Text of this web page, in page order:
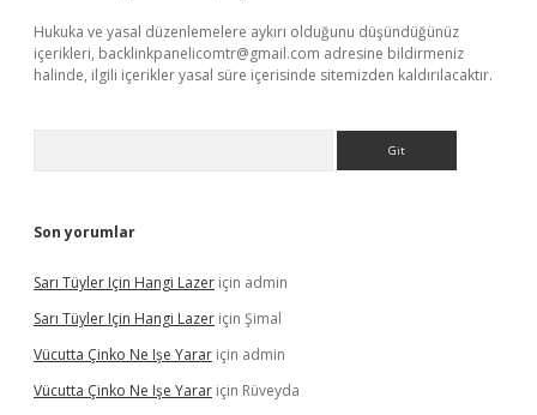
Hukuka ve yasal düzenlemelere aykırı olduğunu düşündüğünüz
içerikleri, backlinkpanelicomtr@gmail.com adresine bildirmeniz
halinde, ilgili içerikler yasal süre içerisinde sitemizden kaldırılacaktır.
Son yorumlar
Sarı Tüyler Için Hangi Lazer için admin
Sarı Tüyler Için Hangi Lazer için Şimal
Vücutta Çinko Ne Işe Yarar için admin
Vücutta Çinko Ne Işe Yarar için Rüveyda